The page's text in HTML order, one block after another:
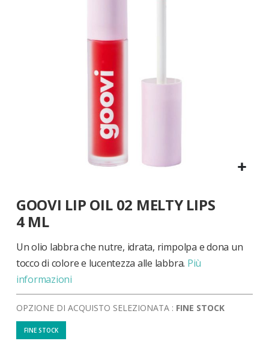
all'inizio
della
galleria
di
immagini
GOOVI LIP OIL 02 MELTY LIPS
4 ML
Un olio labbra che nutre, idrata, rimpolpa e dona un
tocco di colore e lucentezza alle labbra. Più
informazioni
OPZIONE DI ACQUISTO SELEZIONATA : FINE STOCK
FINE STOCK